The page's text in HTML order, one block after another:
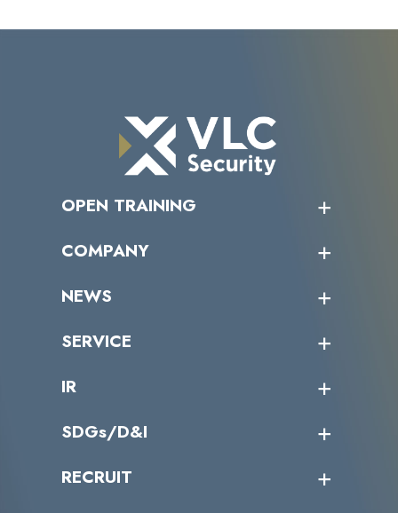
OPEN TRAINING
受講者の声
COMPANY
トップメッセージ
ミッション／ビジョン
パートナー企業一覧
NEWS
サイバーニュース
SERVICE
カテゴリー別サービス一覧
IR
IRカレンダー
IRライブラリー
SDGs/D&I
当グループのマテリアリティ
RECRUIT